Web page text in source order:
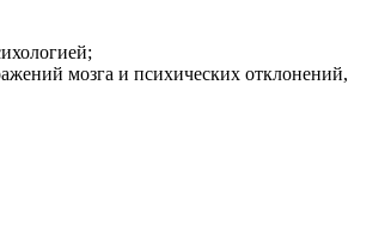
мозга и психических отклонений,